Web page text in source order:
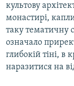
культову
монастирі,
таку тематичну
означало
глибокій тіні,
наразитися на